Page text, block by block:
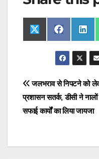
Share
on
X
(
t
e
r
Share
on
F
a
e
b
o
k
on
L
i
n
e
I
n
Post
navigation
जलभराव से निपटने को
प्रशासन सतर्क, डीसी ने नालों
सफाई कार्यों का लिया जायजा